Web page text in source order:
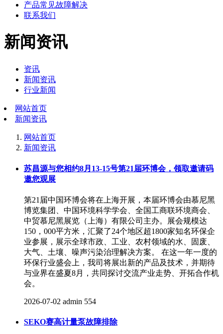
产品常见故障解决
联系我们
新闻资讯
资讯
新闻资讯
行业新闻
网站首页
新闻资讯
网站首页
新闻资讯
苏昌源与您相约8月13-15号第21届环博会，领取邀请码
邀您观展
第21届中国环博会将在上海开展，本届环博会由慕尼黑
博览集团、中国环境科学学会、全国工商联环境商会、
中贸慕尼黑展览（上海）有限公司主办。展会规模达
150，000平方米，汇聚了24个地区超1800家知名环保企
业参展，展示全球市政、工业、农村领域的水、固废、
大气、土壤、噪声污染治理解决方案。 在这一年一度的
环保行业盛会上，我司将展出新的产品及技术，并期待
与业界在盛夏8月，共同探讨交流产业走势、开拓合作机
会。
2026-07-02 admin 554
SEKO赛高计量泵故障排除